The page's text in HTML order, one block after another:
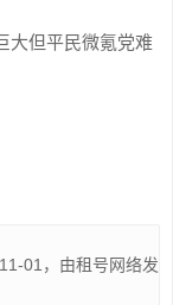
大但平民微氪党难
01，由租号网络发